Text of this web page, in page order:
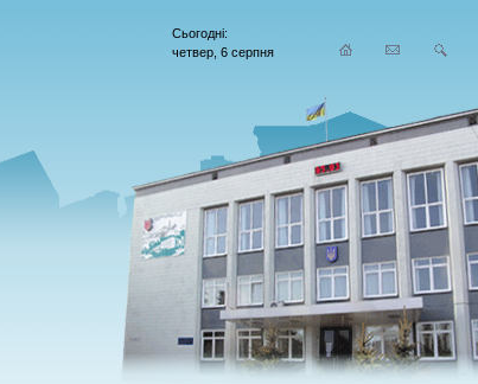
Сьогодні:
четвер, 6 серпня